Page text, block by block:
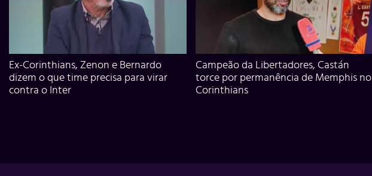
Ex-Corinthians, Zenon e Bernardo
dizem o que time precisa para virar
contra o Inter
Campeão da Libertadores, Castán
torce por permanência de Memphis no
Corinthians